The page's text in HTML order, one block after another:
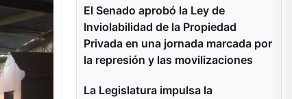
El Senado aprobó la Ley de
Inviolabilidad de la Propiedad
Privada en una jornada marcada por
la represión y las movilizaciones
La Legislatura impulsa la